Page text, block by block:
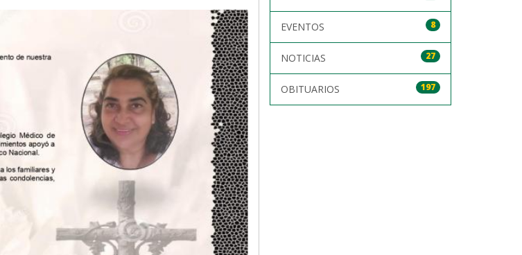
8
EVENTOS
27
NOTICIAS
197
OBITUARIOS